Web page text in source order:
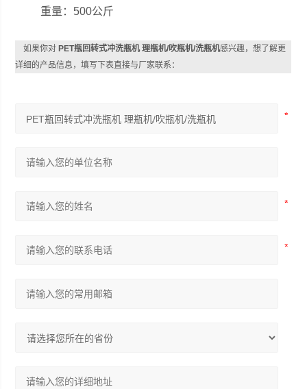
重量：500公斤
如果你对 PET瓶回转式冲洗瓶机 理瓶机/吹瓶机/洗瓶机感兴趣，想了解更
详细的产品信息，填写下表直接与厂家联系：